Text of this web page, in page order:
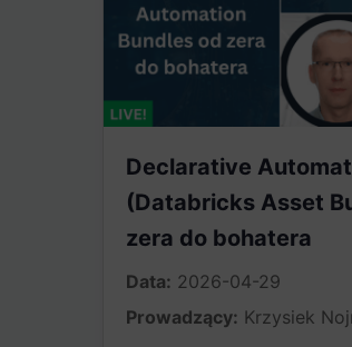
Declarative
(Databricks Asset
zera do bohatera
Data: 2026-04-29
Prowadzący: Krzysiek